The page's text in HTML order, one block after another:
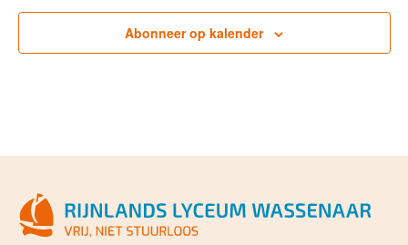
Abonneer op kalender